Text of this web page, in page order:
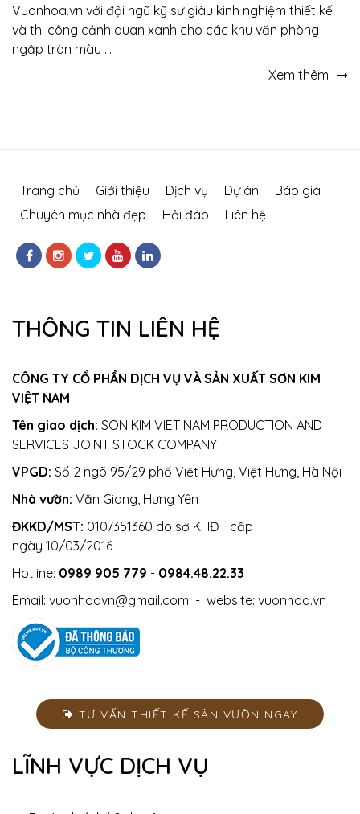
Vuonhoa.vn với đội ngũ kỹ sư giàu kinh nghiệm thiết kế
và thi công cảnh quan xanh cho các khu văn phòng
ngập tràn màu ...
Xem thêm
Trang chủ Giới thiệu Dịch vụ Dự án
Báo giá
Chuyên mục nhà đẹp
Hỏi đáp Liên hệ
THÔNG TIN LIÊN HỆ
CÔNG TY CỔ PHẦN DỊCH VỤ VÀ SẢN XUẤT SƠN KIM
VIỆT NAM
Tên giao dịch: SON KIM VIET NAM PRODUCTION AND
SERVICES JOINT STOCK COMPANY
VPGD: Số 2 ngõ 95/29 phố Việt Hưng, Việt Hưng, Hà Nội
Nhà vườn: Văn Giang, Hưng Yên
ĐKKD/MST: 0107351360 do sở KHĐT cấp
ngày 10/03/2016
Hotline: 0989 905 779 - 0984.48.22.33
Email: vuonhoavn@gmail.com - website: vuonhoa.vn
TƯ VẤN THIẾT KẾ SÂN VƯỜN NGAY
LĨNH VỰC DỊCH VỤ